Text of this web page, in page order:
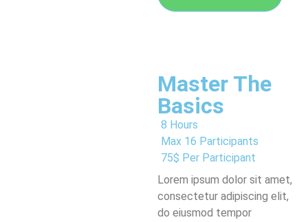
Master The
Basics
8 Hours
Max 16 Participants
75$ Per Participant
Lorem ipsum dolor sit amet,
consectetur adipiscing elit,
do eiusmod tempor